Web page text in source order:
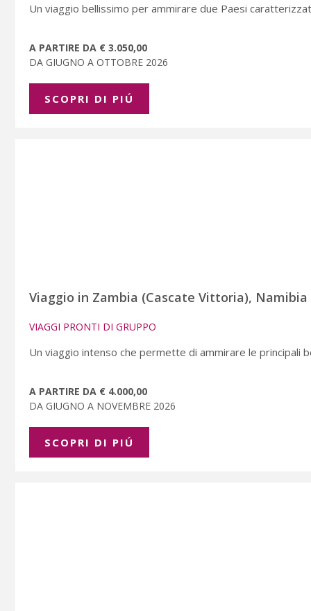
Un viaggio bellissimo per ammirare due Paesi
A PARTIRE DA € 3.050,00
DA GIUGNO A OTTOBRE 2026
SCOPRI DI PIÚ
Viaggio in Zambia (Cascate Vittoria),
VIAGGI PRONTI DI GRUPPO
Un viaggio intenso che permette di ammirare le principali
A PARTIRE DA € 4.000,00
DA GIUGNO A NOVEMBRE 2026
SCOPRI DI PIÚ